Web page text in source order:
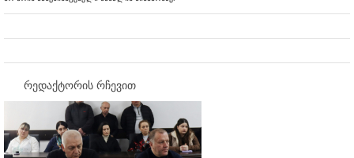
რედაქტორის რჩევით